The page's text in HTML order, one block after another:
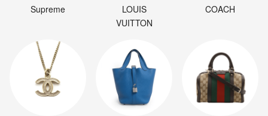
Supreme
LOUIS
VUITTON
COACH